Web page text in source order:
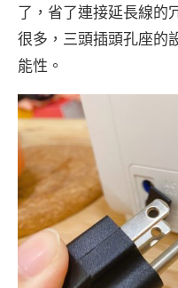
了，省了連接延長線的
很多，三頭插頭孔座的
能性。